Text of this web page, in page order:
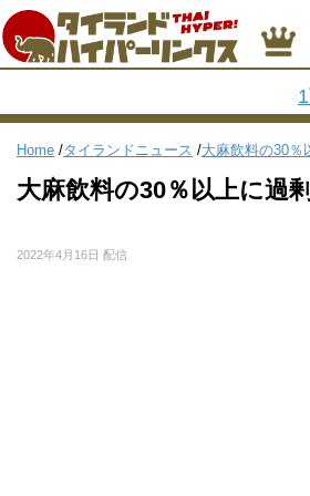
Home /タイランドニュース /大麻飲料の30％
大麻飲料の30％以上に過
2022年4月16日 配信